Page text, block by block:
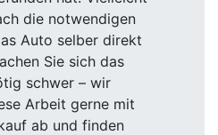
die notwendigen
Auto selber direkt
Sie sich das
schwer – wir
Arbeit gerne mit
ab und finden